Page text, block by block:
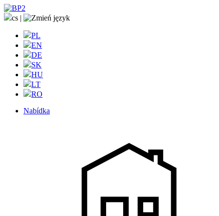
cs |
PL
EN
DE
SK
HU
LT
RO
Nabídka